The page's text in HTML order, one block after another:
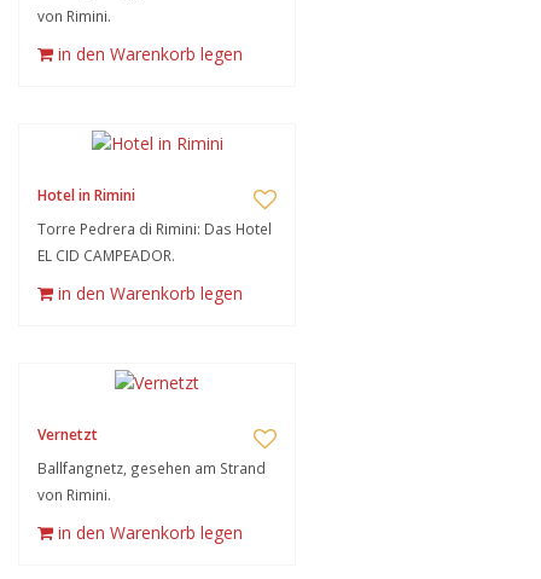
von Rimini.
in den Warenkorb legen
Hotel in Rimini
Torre Pedrera di Rimini: Das Hotel
EL CID CAMPEADOR.
in den Warenkorb legen
Vernetzt
Ballfangnetz, gesehen am Strand
von Rimini.
in den Warenkorb legen